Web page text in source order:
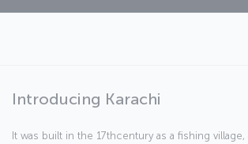
Introducing Karachi
It was built in the 17thcentury as a fishing